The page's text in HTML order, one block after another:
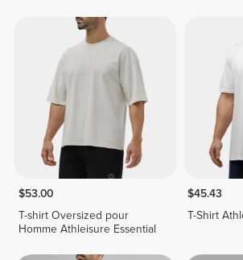
$53.00
T-shirt Oversized pour
Homme Athleisure Essential
$45.43
T-Shirt